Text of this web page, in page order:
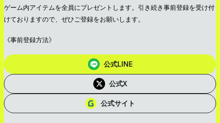
ゲーム内アイテムを全員にプレゼントします。引き続き事前登録を受け付
けておりますので、ぜひご登録をお願いします。
《事前登録方法》
公式LINE
公式X
公式サイト